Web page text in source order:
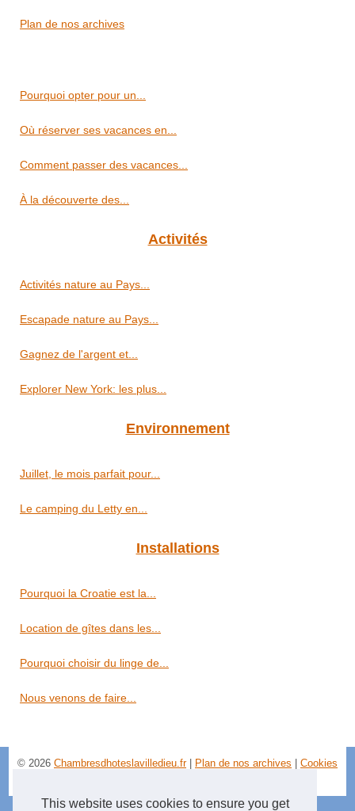
This website uses cookies to ensure you get
Plan de nos archives
Pourquoi opter pour un...
Où réserver ses vacances en...
Comment passer des vacances...
À la découverte des...
Activités
Activités nature au Pays...
Escapade nature au Pays...
Gagnez de l'argent et...
Explorer New York: les plus...
Environnement
Juillet, le mois parfait pour...
Le camping du Letty en...
Installations
Pourquoi la Croatie est la...
Location de gîtes dans les...
Pourquoi choisir du linge de...
Nous venons de faire...
© 2026 Chambresdhoteslavilledieu.fr| Plan de nos archives | Cookies